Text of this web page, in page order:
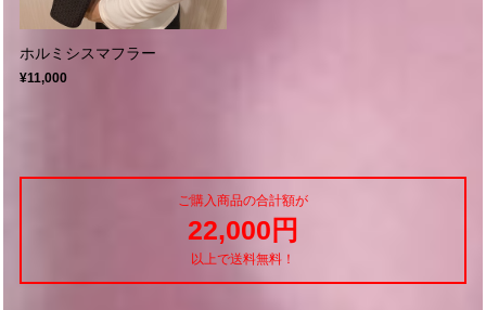
ホルミシスマフラー
¥11,000
ご購入商品の合計額が
22,000円
以上で送料無料！